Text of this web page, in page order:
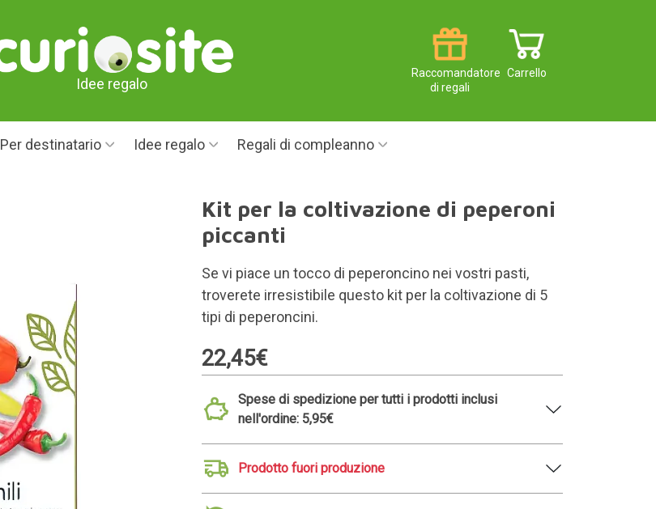
Idee regalo
Carrello
Raccomandatore
di regali
Per destinatario Idee regalo Regali di compleanno
Kit per la coltivazione di peperoni
piccanti
Se vi piace un tocco di peperoncino nei vostri pasti,
troverete irresistibile questo kit per la coltivazione di 5
tipi di peperoncini.
22,45€
Spese di spedizione per tutti i prodotti inclusi
nell'ordine: 5,95€
Prodotto fuori produzione